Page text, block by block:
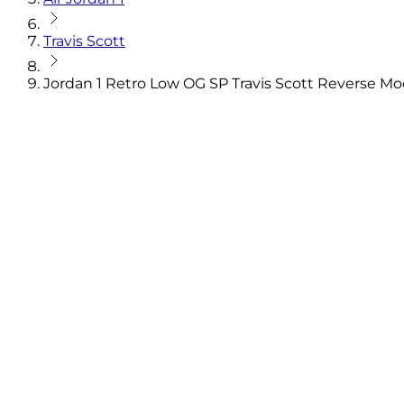
Travis Scott
Jordan 1 Retro Low OG SP Travis Scott Reverse